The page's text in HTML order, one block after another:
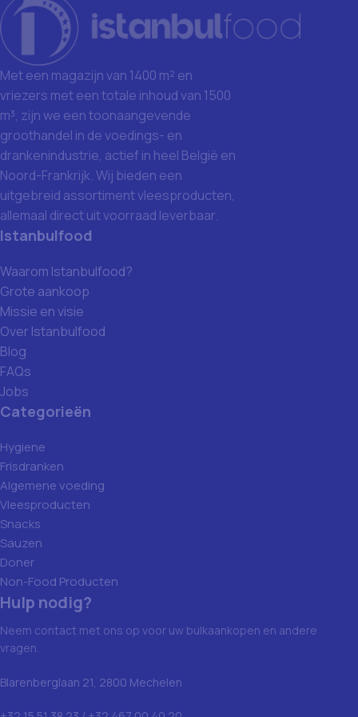
Met een magazijn van 1400 m² en
vriezers met een totale inhoud van 1500
m³, zijn we een toonaangevende
groothandel in de voedings- en
drankenindustrie, actief in heel België en
Noord-Frankrijk. Wij bieden een
uitgebreid assortiment vleesproducten,
allemaal direct uit voorraad leverbaar.
Istanbulfood
Waarom Istanbulfood?
Grote aankoop
Missie en visie
Over Istanbulfood
Blog
FAQs
Jobs
Categorieën
Hygiene
Frisdranken
Algemene voeding
Vleesproducten
Snacks
Sauzen
Doner
Non-Food Producten
Hulp nodig?
Neem contact met ons op voor uw bulkaankopen en andere
vragen.
Blarenberglaan 21, 2800 Mechelen